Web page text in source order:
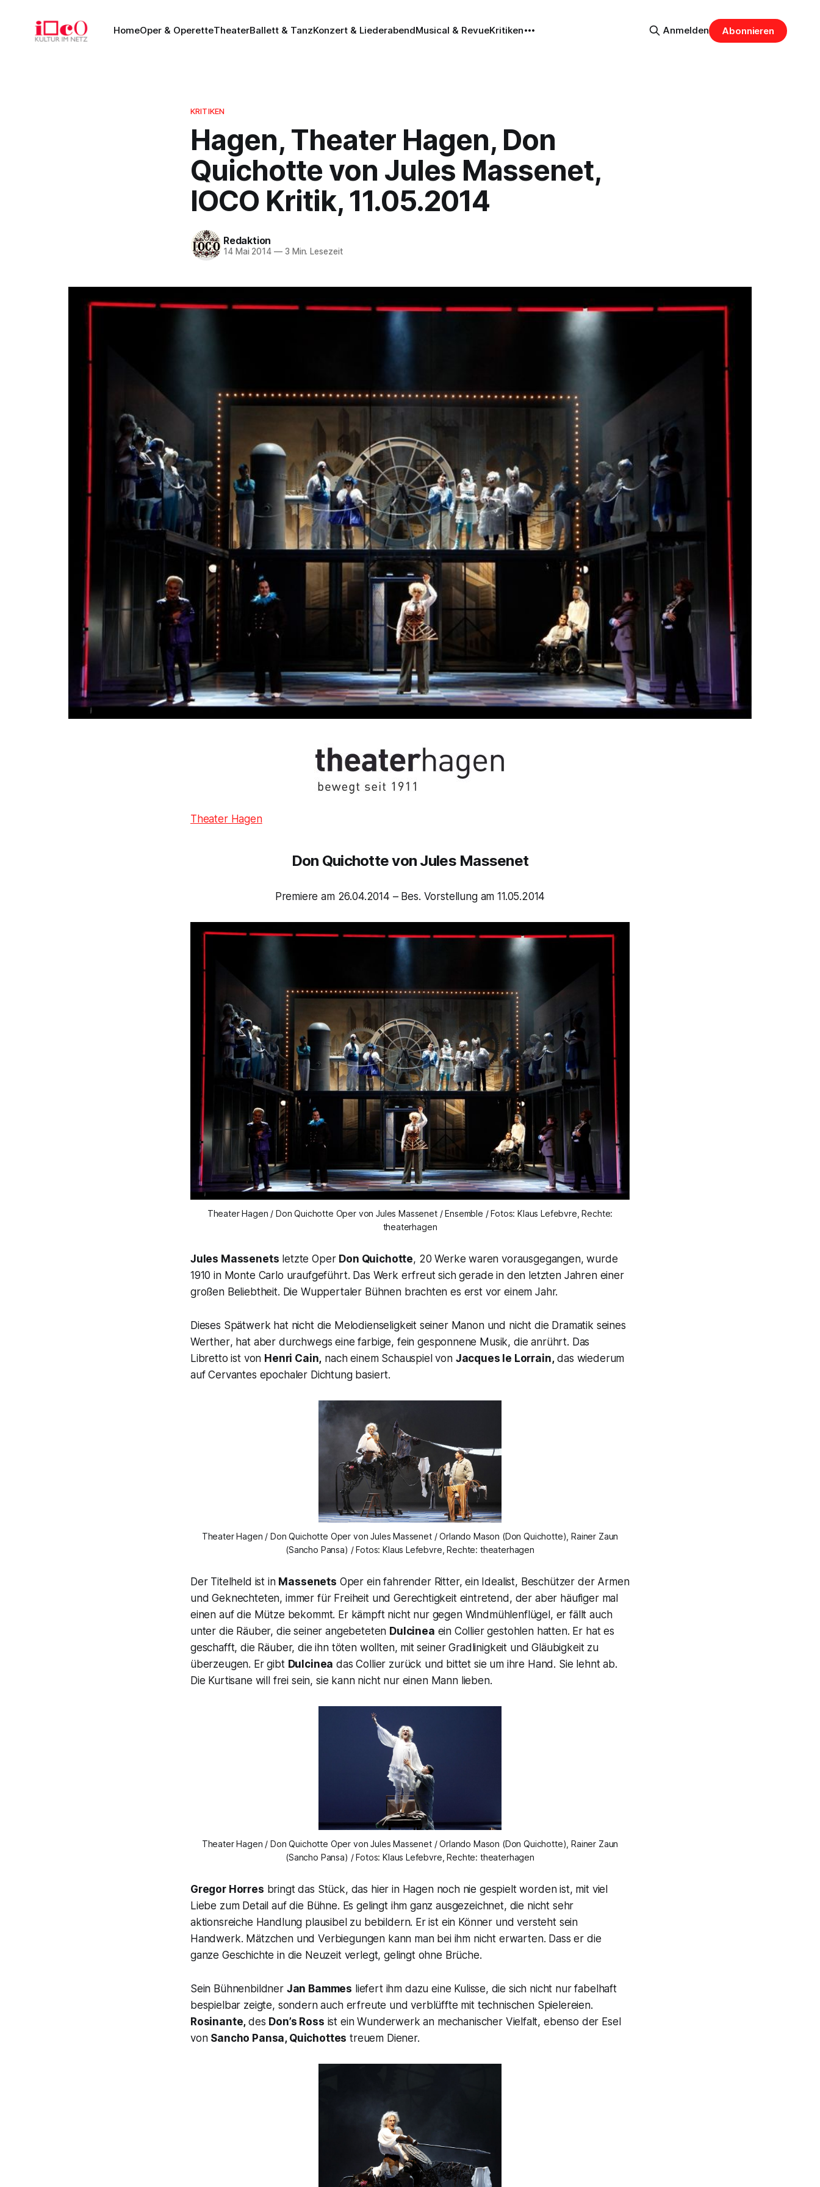
HomeOper & OperetteTheaterBallett & TanzKonzert & LiederabendMusical & RevueKritiken Anmelden Abonnieren
KRITIKEN
Hagen, Theater Hagen, Don
Quichotte von Jules Massenet,
IOCO Kritik, 11.05.2014
Redaktion
14 Mai 2014 —3 Min. Lesezeit
Theater Hagen
Don Quichottevon Jules Massenet
Premiere am 26.04.2014 – Bes. Vorstellung am 11.05.2014
Theater Hagen / Don Quichotte Oper von Jules Massenet / Ensemble / Fotos: Klaus Lefebvre, Rechte:
theaterhagen
Jules Massenets letzte Oper Don Quichotte, 20 Werke waren vorausgegangen, wurde
1910 in Monte Carlo uraufgeführt. Das Werk erfreut sich gerade in den letzten Jahren einer
großen Beliebtheit. Die Wuppertaler Bühnen brachten es erst vor einem Jahr.
Dieses Spätwerk hat nicht die Melodienseligkeit seiner Manonund nicht die Dramatik seines
Werther, hat aber durchwegs eine farbige, fein gesponnene Musik, die anrührt. Das
Libretto ist von Henri Cain, nach einem Schauspiel von Jacques le Lorrain,das wiederum
auf Cervantes epochaler Dichtung basiert.
Theater Hagen / Don Quichotte Oper von Jules Massenet / Orlando Mason (Don Quichotte), Rainer Zaun
(Sancho Pansa) / Fotos: Klaus Lefebvre, Rechte: theaterhagen
Der Titelheld ist in Massenets Oper ein fahrender Ritter, ein Idealist, Beschützer der Armen
und Geknechteten, immer für Freiheit und Gerechtigkeit eintretend, der aber häufiger mal
einen auf die Mütze bekommt. Er kämpft nicht nur gegen Windmühlenflügel, er fällt auch
unter die Räuber, die seiner angebeteten Dulcinea ein Collier gestohlen hatten. Er hat es
geschafft, die Räuber, die ihn töten wollten, mit seiner Gradlinigkeit und Gläubigkeit zu
überzeugen. Er gibt Dulcinea das Collier zurück und bittet sie um ihre Hand. Sie lehnt ab.
Die Kurtisane will frei sein, sie kann nicht nur einen Mann lieben.
Theater Hagen / Don Quichotte Oper von Jules Massenet / Orlando Mason (Don Quichotte), Rainer Zaun
(Sancho Pansa) / Fotos: Klaus Lefebvre, Rechte: theaterhagen
Gregor Horres bringt das Stück, das hier in Hagen noch nie gespielt worden ist, mit viel
Liebe zum Detail auf die Bühne. Es gelingt ihm ganz ausgezeichnet, die nicht sehr
aktionsreiche Handlung plausibel zu bebildern. Er ist ein Könner und versteht sein
Handwerk. Mätzchen und Verbiegungen kann man bei ihm nicht erwarten. Dass er die
ganze Geschichte in die Neuzeit verlegt, gelingt ohne Brüche.
Sein Bühnenbildner Jan Bammes liefert ihm dazu eine Kulisse, die sich nicht nur fabelhaft
bespielbar zeigte, sondern auch erfreute und verblüffte mit technischen Spielereien.
Rosinante, des Don’s Ross ist ein Wunderwerk an mechanischer Vielfalt, ebenso der Esel
von Sancho Pansa, Quichottes treuem Diener.